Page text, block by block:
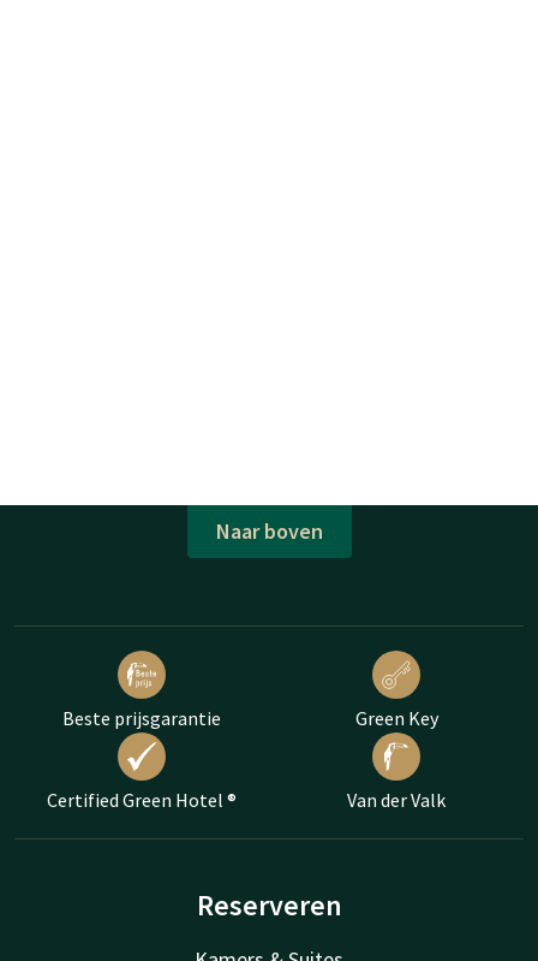
Naar boven
Beste prijsgarantie Green Key
Certified Green Hotel ® Van der Valk
Reserveren